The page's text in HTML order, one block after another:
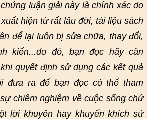
luận giải này là chính xác do
hiện từ rất lâu đời, tài liệu sách
để lại luôn bị sửa chữa, thay đổi,
kiến...do đó, bạn đọc hãy cân
quyết định sử dụng các kết quả
đưa ra để bạn đọc có thể tham
chiêm nghiệm về cuộc sống chứ
lời khuyên hay khuyến khích sử